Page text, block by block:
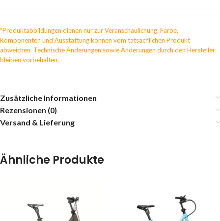
*Produktabbildungen dienen nur zur Veranschaulichung. Farbe,
Komponenten und Ausstattung können vom tatsächlichen Produkt
abweichen. Technische Änderungen sowie Änderungen durch den Hersteller
bleiben vorbehalten.
Zusätzliche Informationen
Rezensionen (0)
Versand & Lieferung
Ähnliche Produkte